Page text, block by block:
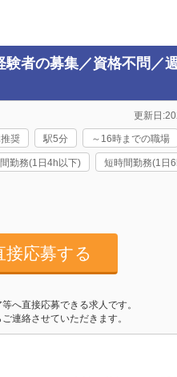
者の募集／資格不問／
更新日
奨 駅5分 ～16時までの職場
勤務(1日4h以下) 短時間勤務(1日
接応募する
へ直接応募できる求人です。
連絡させていただきます。